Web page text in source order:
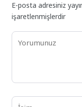
E-posta adresiniz
işaretlenmişlerdir